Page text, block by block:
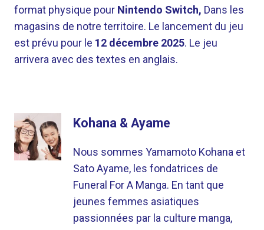
format physique pour Nintendo Switch, Dans les
magasins de notre territoire. Le lancement du jeu
est prévu pour le 12 décembre 2025. Le jeu
arrivera avec des textes en anglais.
Kohana & Ayame
Nous sommes Yamamoto Kohana et
Sato Ayame, les fondatrices de
Funeral For A Manga. En tant que
jeunes femmes asiatiques
passionnées par la culture manga,